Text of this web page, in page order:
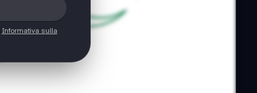
Informativa sulla